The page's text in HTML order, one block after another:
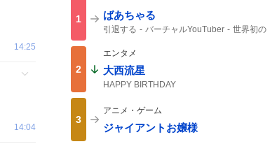
14:25
14:04
1 ばあちゃる
引退する バーチャルYouTuber
世界初の
2
エンタメ
大西流星
HAPPY BIRTHDAY
3
アニメ・ゲーム
ジャイアントお嬢様